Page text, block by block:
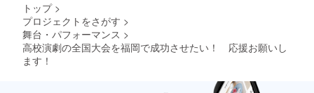
トップ >
プロジェクトをさがす >
舞台・パフォーマンス >
高校演劇の全国大会を福岡で成功させたい！ 応援お願いし
ます！